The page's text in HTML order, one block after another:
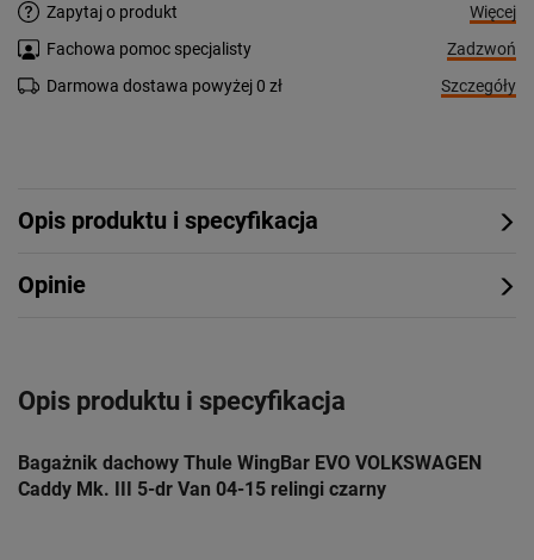
Zapytaj o produkt
Więcej
Fachowa pomoc specjalisty
Zadzwoń
Darmowa dostawa powyżej 0 zł
Szczegóły
Opis produktu i specyfikacja
Opinie
Opis produktu i specyfikacja
Bagażnik dachowy Thule WingBar EVO VOLKSWAGEN
Caddy Mk. III 5-dr Van 04-15 relingi czarny